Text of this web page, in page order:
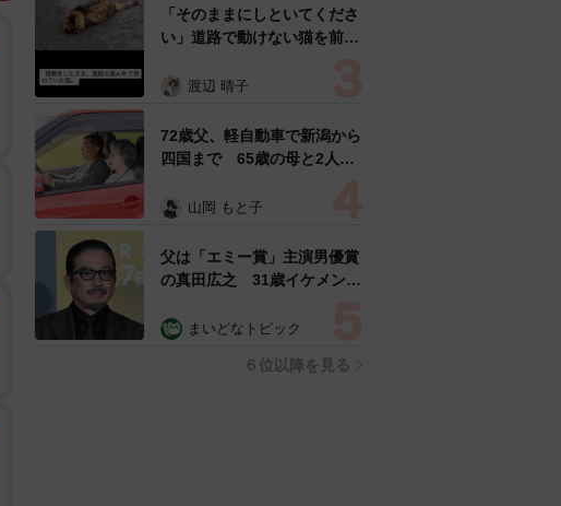
「そのままにしといてくださ
い」道路で動けない猫を前に
ようとした4日間 「命の重
表の訴え
渡辺 晴子
72歳父、軽自動車で新潟から
四国まで 65歳の母と2人で
憩まで分刻み… 「大学生で
山岡 もと子
父は「エミー賞」主演男優賞
の真田広之 31歳イケメン俳
「ガチヒロさんそっくり」
まいどなトピック
６位以降を見る